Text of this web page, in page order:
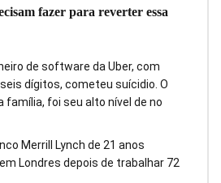
fazer para reverter essa
de software da Uber, com
dígitos, cometeu suícidio. O
família, foi seu alto nível de no
Merrill Lynch de 21 anos
Londres depois de trabalhar 72